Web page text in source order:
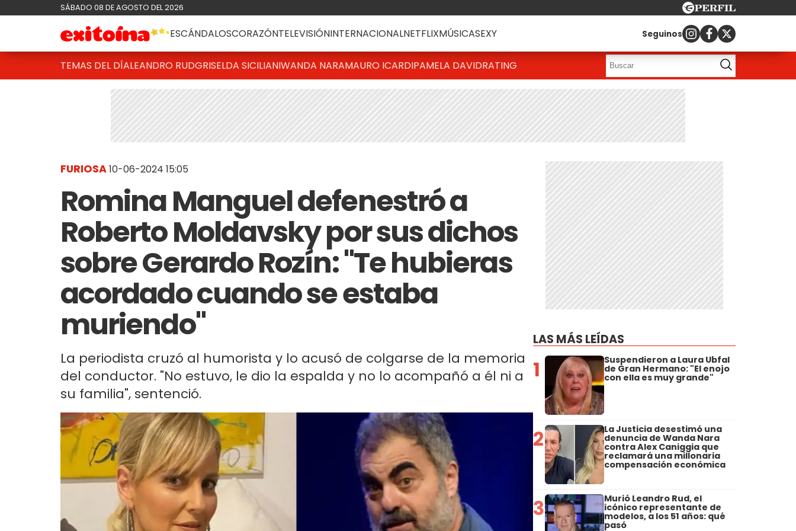
SÁBADO 08 DE AGOSTO DEL 2026
ESCÁNDALOSCORAZÓNTELEVISIÓNINTERNACIONALNETFLIXMÚSICASEXY Seguinos
TEMAS DEL DÍALEANDRO RUDGRISELDA SICILIANIWANDA NARAMAURO ICARDIPAMELA DAVIDRATING
FURIOSA10-06-2024 15:05
Romina Manguel defenestró a
Roberto Moldavsky por sus dichos
sobre Gerardo Rozín: "Te hubieras
acordado cuando se estaba
muriendo"
La periodista cruzó al humorista y lo acusó de colgarse de la memoria
del conductor. "No estuvo, le dio la espalda y no lo acompañó a él ni a
su familia", sentenció.
LAS MÁS LEÍDAS
1 Suspendieron a Laura Ubfal
de Gran Hermano: "El enojo
con ella es muy grande"
2 La Justicia desestimó una
denuncia de Wanda Nara
contra Alex Caniggia que
reclamará una millonaria
compensación económica
3 Murió Leandro Rud, el
icónico representante de
modelos, a los 51 años: qué
pasó